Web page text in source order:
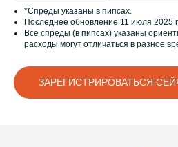
*Спреды указаны в пипсах.
Последнее обновление 11 июля 2025
Все спреды (в пипсах) указаны
расходы могут отличаться в разное
ЗАРЕГИСТРИРОВАТЬСЯ